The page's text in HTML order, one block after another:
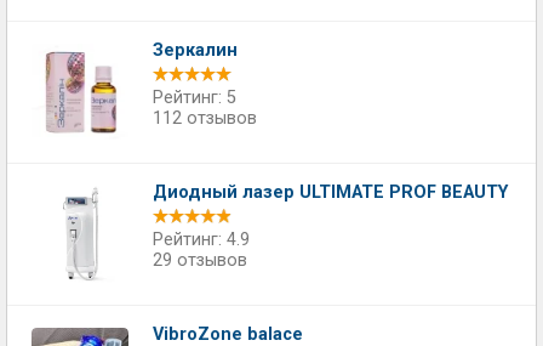
Зеркалин
Рейтинг: 5
112 отзывов
Диодный лазер ULTIMATE PROF BEAUTY
Рейтинг: 4.9
29 отзывов
VibroZone balace